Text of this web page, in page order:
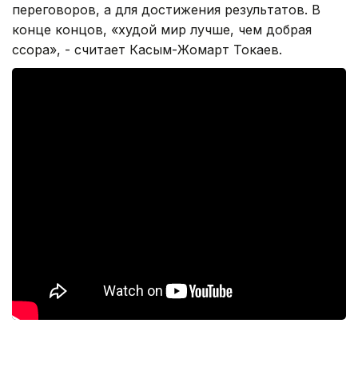
переговоров, а для достижения результатов. В
конце концов, «худой мир лучше, чем добрая
ссора», - считает Касым-Жомарт Токаев.